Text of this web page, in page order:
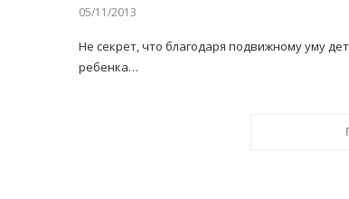
05/11/2013
Не секрет, что благодаря подвижному уму
ребенка…